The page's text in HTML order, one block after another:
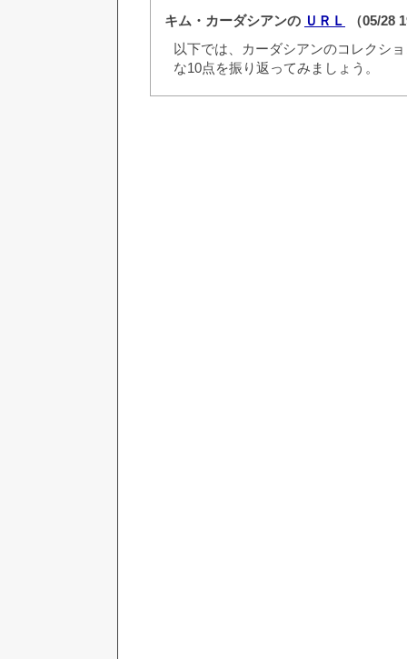
キム・カーダシアンの ＵＲＬ
（05/28
以下では、カーダシアンのコレクシ
な10点を振り返ってみましょう。